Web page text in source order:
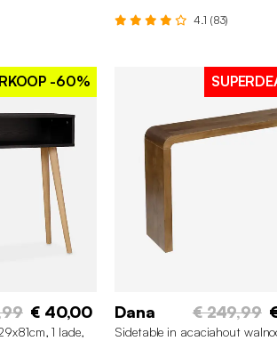
4.1 (83)
-60%
€ 40,00
1 lade,
Dana € 249,99
Sidetable in acaciahout